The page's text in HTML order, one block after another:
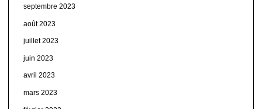
septembre 2023
août 2023
juillet 2023
juin 2023
avril 2023
mars 2023